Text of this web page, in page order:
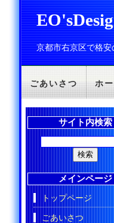
京都市右京区で格
ごあいさつ ホ
サイト内検索
メインページ
トップページ
ごあいさつ